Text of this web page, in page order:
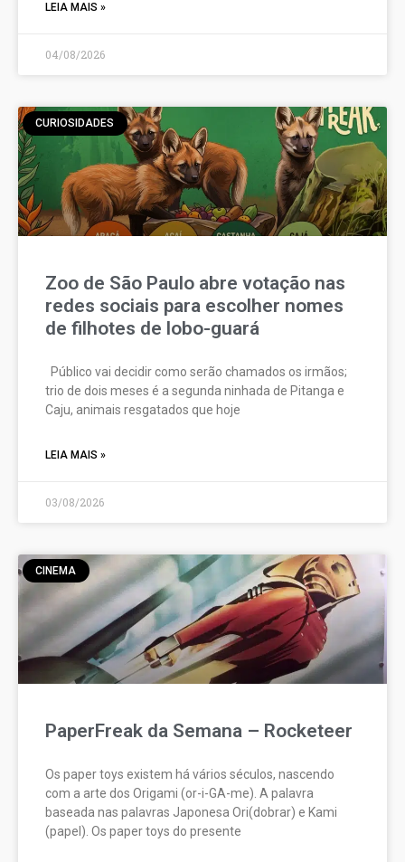
LEIA MAIS »
04/08/2026
CURIOSIDADES
Zoo de São Paulo abre votação nas
redes sociais para escolher nomes
de filhotes de lobo-guará
Público vai decidir como serão chamados os irmãos;
trio de dois meses é a segunda ninhada de Pitanga e
Caju, animais resgatados que hoje
LEIA MAIS »
03/08/2026
CINEMA
PaperFreak da Semana – Rocketeer
Os paper toys existem há vários séculos, nascendo
com a arte dos Origami (or-i-GA-me). A palavra
baseada nas palavras Japonesa Ori(dobrar) e Kami
(papel). Os paper toys do presente